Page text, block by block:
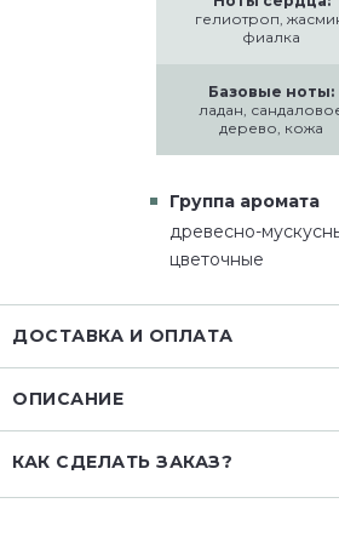
гелиотроп,
фиалка
Базовые ноты:
ладан,
дерево, кожа
Группа аромата
древесно-
цветочные
ДОСТАВКА И ОПЛАТА
ОПИСАНИЕ
КАК СДЕЛАТЬ ЗАКАЗ?